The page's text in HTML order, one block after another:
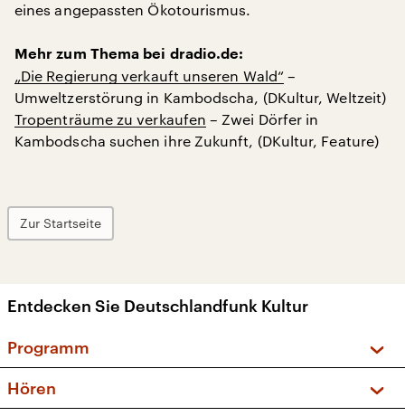
eines angepassten Ökotourismus.
Mehr zum Thema bei dradio.de:
„Die Regierung verkauft unseren Wald“ –
Umweltzerstörung in Kambodscha, (DKultur, Weltzeit)
Tropenträume zu verkaufen – Zwei Dörfer in
Kambodscha suchen ihre Zukunft, (DKultur, Feature)
Zur Startseite
Entdecken Sie Deutschlandfunk Kultur
Programm
Sendungen und Podcasts
Hören